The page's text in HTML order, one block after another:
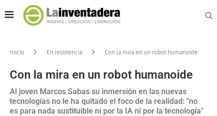
Inicio En resistencia Con la mira en un robot humanoide
Con la mira en un robot humanoide
Al joven Marcos Sabas su inmersión en las nuevas
tecnologías no le ha quitado el foco de la realidad: "no
es para nada sustituible ni por la IA ni por la tecnología"